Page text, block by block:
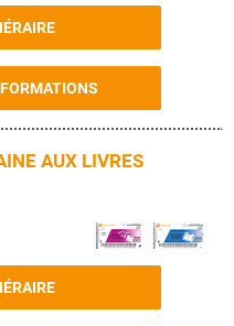
AUX LIVRES